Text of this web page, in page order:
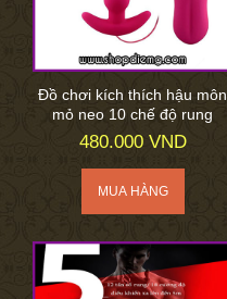
Đồ chơi kích thích hậu môn
mỏ neo 10 chế độ rung
480.000 VND